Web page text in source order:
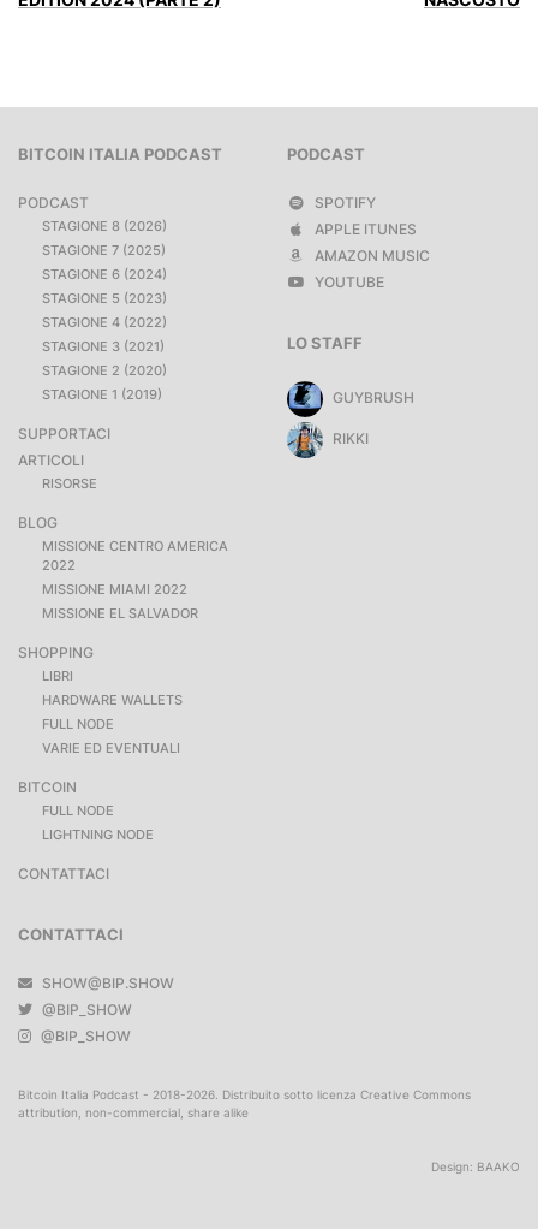
BITCOIN ITALIA PODCAST
PODCAST
STAGIONE 8 (2026)
STAGIONE 7 (2025)
STAGIONE 6 (2024)
STAGIONE 5 (2023)
STAGIONE 4 (2022)
STAGIONE 3 (2021)
STAGIONE 2 (2020)
STAGIONE 1 (2019)
SUPPORTACI
ARTICOLI
RISORSE
BLOG
MISSIONE CENTRO AMERICA
2022
MISSIONE MIAMI 2022
MISSIONE EL SALVADOR
SHOPPING
LIBRI
HARDWARE WALLETS
FULL NODE
VARIE ED EVENTUALI
BITCOIN
FULL NODE
LIGHTNING NODE
CONTATTACI
PODCAST
SPOTIFY
APPLE ITUNES
AMAZON MUSIC
YOUTUBE
CONTATTACI
SHOW@BIP.SHOW
@BIP_SHOW
@BIP_SHOW
LO STAFF
GUYBRUSH
RIKKI
Bitcoin Italia Podcast - 2018-2026. Distribuito sotto licenza Creative Commons
attribution, non-commercial, share alike
Design: BAAKO